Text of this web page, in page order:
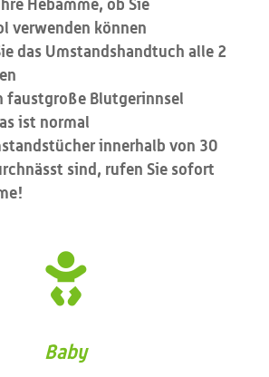
verwenden können
das Umstandshandtuch alle 2
faustgroße Blutgerinnsel
ist normal
innerhalb von 30
sind, rufen Sie sofort

Baby